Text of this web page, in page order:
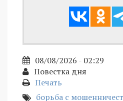
08/08/2026 - 02:29
Повестка дня
Печать
борьба с